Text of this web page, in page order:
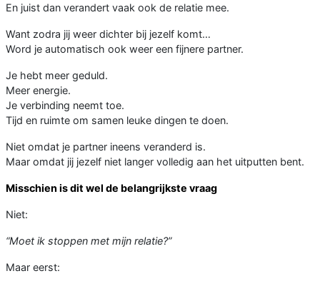
En juist dan verandert vaak ook de relatie mee.
Want zodra jij weer dichter bij jezelf komt…
Word je automatisch ook weer een fijnere partner.
Je hebt meer geduld.
Meer energie.
Je verbinding neemt toe.
Tijd en ruimte om samen leuke dingen te doen.
Niet omdat je partner ineens veranderd is.
Maar omdat jij jezelf niet langer volledig aan het uitputten bent.
Misschien is dit wel de belangrijkste vraag
Niet:
“Moet ik stoppen met mijn relatie?”
Maar eerst: